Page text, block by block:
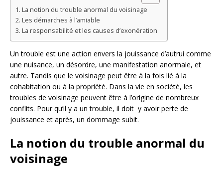
La notion du trouble anormal du voisinage
Les démarches à l’amiable
La responsabilité et les causes d’exonération
Un trouble est une action envers la jouissance d’autrui comme
une nuisance, un désordre, une manifestation anormale, et
autre. Tandis que le voisinage peut être à la fois lié à la
cohabitation ou à la propriété. Dans la vie en société, les
troubles de voisinage peuvent être à l’origine de nombreux
conflits. Pour qu’il y a un trouble, il doit y avoir perte de
jouissance et après, un dommage subit.
La notion du trouble anormal du
voisinage